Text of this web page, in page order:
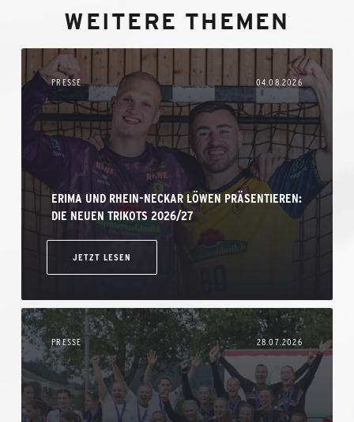
WEITERE THEMEN
PRESSE 04.08.2026
ERIMA UND RHEIN-NECKAR LÖWEN PRÄSENTIEREN:
DIE NEUEN TRIKOTS 2026/27
JETZT LESEN
PRESSE 28.07.2026